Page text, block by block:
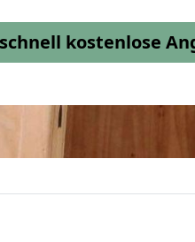
kostenlose